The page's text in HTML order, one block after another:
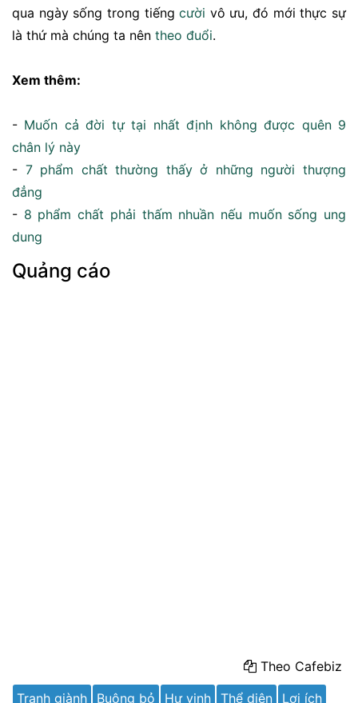
qua ngày sống trong tiếngcười vô ưu, đó mới thực sự
là thứ mà chúng ta nên theo đuổi.
Xem thêm:
- Muốn cả đời tự tại nhất định không được quên 9
chân lý này
- 7 phẩm chất thường thấy ở những người thượng
đẳng
- 8 phẩm chất phải thấm nhuần nếu muốn sống ung
dung
Quảng cáo
Theo Cafebiz
Tranh giành
Buông bỏ Hư vinh Thể diện
Lợi ích